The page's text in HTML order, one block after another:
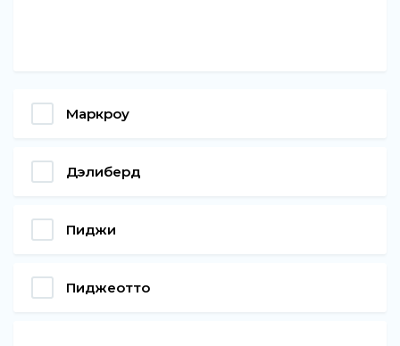
Маркроу
Дэлиберд
Пиджи
Пиджеотто